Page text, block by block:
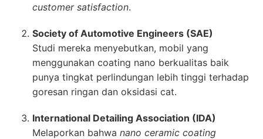
customer satisfaction.
Society of Automotive Engineers (SAE)
Studi mereka menyebutkan, mobil yang
menggunakan coating nano berkualitas baik
punya tingkat perlindungan lebih tinggi terhadap
goresan ringan dan oksidasi cat.
International Detailing Association (IDA)
Melaporkan bahwa nano ceramic coating